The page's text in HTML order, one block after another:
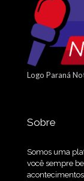
Logo Paraná
Sobre
Somos uma
você sempre